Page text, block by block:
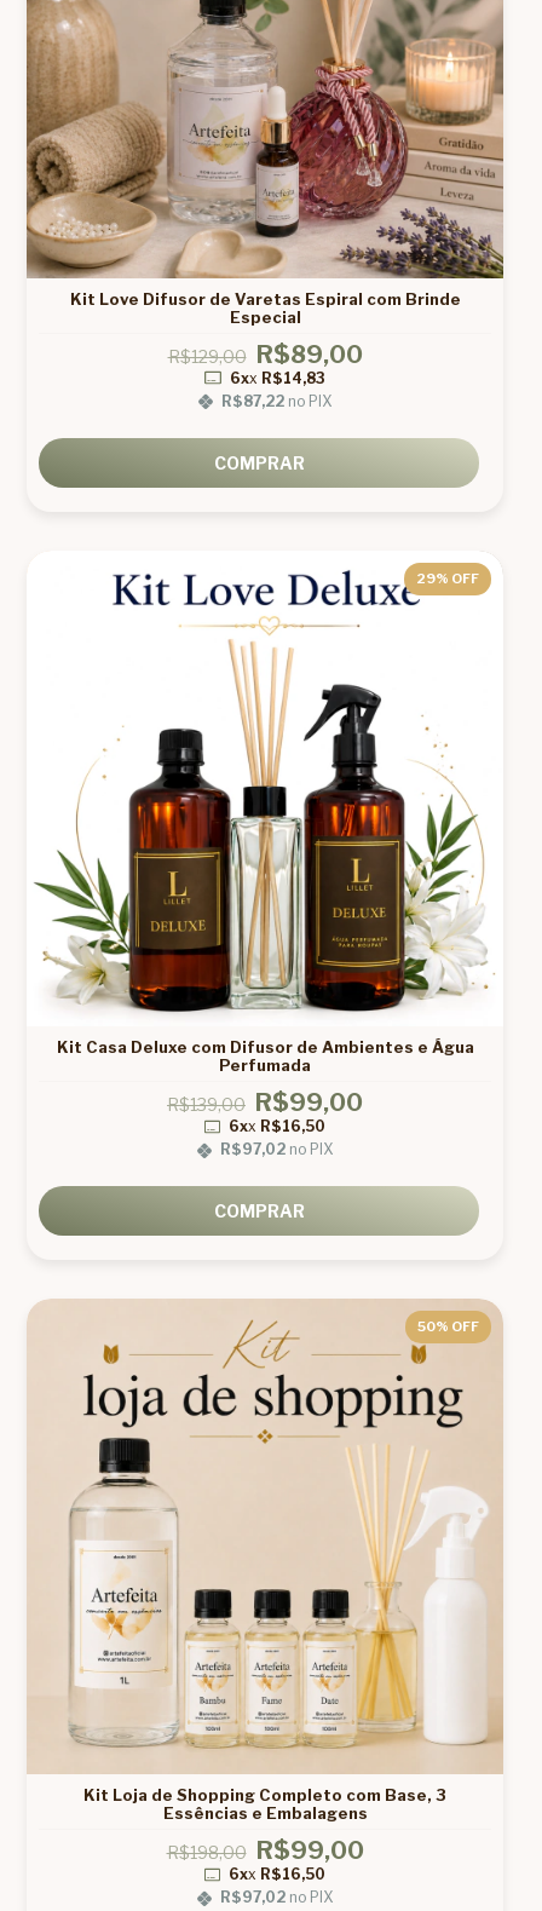
Kit Love Difusor de Varetas Espiral com Brinde
Especial
R$129,00 R$89,00
6xx R$14,83
R$87,22 no PIX
COMPRAR
29% OFF
Kit Casa Deluxe com Difusor de Ambientes e Água
Perfumada
R$139,00 R$99,00
6xx R$16,50
R$97,02 no PIX
COMPRAR
50% OFF
Kit Loja de Shopping Completo com Base, 3
Essências e Embalagens
R$198,00 R$99,00
6xx R$16,50
R$97,02 no PIX